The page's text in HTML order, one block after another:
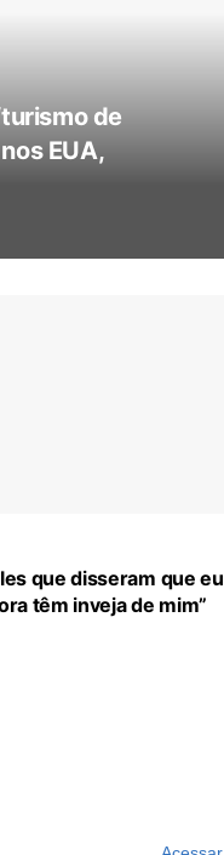
de
EUA,
que disseram que eu
têm inveja de mim”